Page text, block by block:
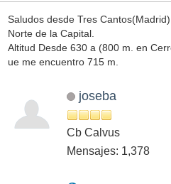
Saludos desde Tres
Norte de la Capital.
Altitud Desde 630 a (800 m. en
ue me encuentro 715 m.
joseba
Cb Calvus
Mensajes: 1,378